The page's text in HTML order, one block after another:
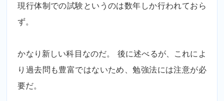
現行体制での試験というのは数年しか行われておら
ず。
かなり新しい科目なのだ。 後に述べるが、これによ
り過去問も豊富ではないため、勉強法には注意が必
要だ。